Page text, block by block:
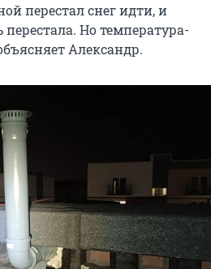
перестал снег идти, и
Но температура-
Александр.